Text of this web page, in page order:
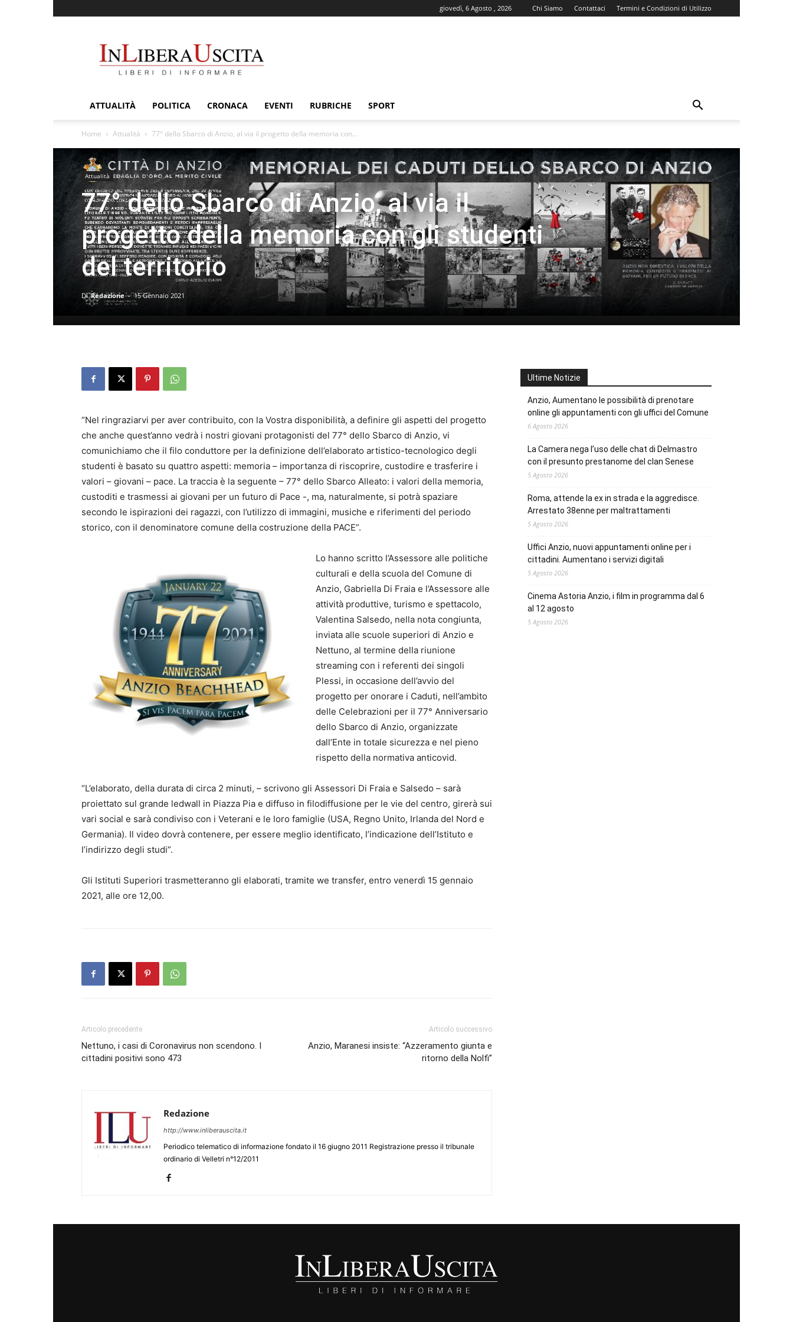
giovedì, 6 Agosto , 2026 Chi Siamo Contattaci Termini e Condizioni di Utilizzo
ATTUALITÀ POLITICA CRONACA EVENTI RUBRICHE SPORT
Home Attualità 77° dello Sbarco di Anzio, al via il progetto della memoria con...
Attualità
77° dello Sbarco di Anzio, al via il
progetto della memoria con gli studenti
del territorio
Di Redazione - 15 Gennaio 2021
“Nel ringraziarvi per aver contribuito, con la Vostra disponibilità, a definire gli aspetti del progetto
che anche quest’anno vedrà i nostri giovani protagonisti del 77° dello Sbarco di Anzio, vi
comunichiamo che il filo conduttore per la definizione dell’elaborato artistico-tecnologico degli
studenti è basato su quattro aspetti: memoria – importanza di riscoprire, custodire e trasferire i
valori – giovani – pace. La traccia è la seguente – 77° dello Sbarco Alleato: i valori della memoria,
custoditi e trasmessi ai giovani per un futuro di Pace -, ma, naturalmente, si potrà spaziare
secondo le ispirazioni dei ragazzi, con l’utilizzo di immagini, musiche e riferimenti del periodo
storico, con il denominatore comune della costruzione della PACE”.
Lo hanno scritto l’Assessore alle politiche
culturali e della scuola del Comune di
Anzio, Gabriella Di Fraia e l’Assessore alle
attività produttive, turismo e spettacolo,
Valentina Salsedo, nella nota congiunta,
inviata alle scuole superiori di Anzio e
Nettuno, al termine della riunione
streaming con i referenti dei singoli
Plessi, in occasione dell’avvio del
progetto per onorare i Caduti, nell’ambito
delle Celebrazioni per il 77° Anniversario
dello Sbarco di Anzio, organizzate
dall’Ente in totale sicurezza e nel pieno
rispetto della normativa anticovid.
“L’elaborato, della durata di circa 2 minuti, – scrivono gli Assessori Di Fraia e Salsedo – sarà
proiettato sul grande ledwall in Piazza Pia e diffuso in filodiffusione per le vie del centro, girerà sui
vari social e sarà condiviso con i Veterani e le loro famiglie (USA, Regno Unito, Irlanda del Nord e
Germania). Il video dovrà contenere, per essere meglio identificato, l’indicazione dell’Istituto e
l’indirizzo degli studi”.
Gli Istituti Superiori trasmetteranno gli elaborati, tramite we transfer, entro venerdì 15 gennaio
2021, alle ore 12,00.
Articolo precedente
Nettuno, i casi di Coronavirus non scendono. I
cittadini positivi sono 473
Articolo successivo
Anzio, Maranesi insiste: “Azzeramento giunta e
ritorno della Nolfi”
Redazione
http://www.inliberauscita.it
Periodico telematico di informazione fondato il 16 giugno 2011 Registrazione presso il tribunale
ordinario di Velletri n°12/2011
Ultime Notizie
Anzio, Aumentano le possibilità di prenotare
online gli appuntamenti con gli uffici del Comune
6 Agosto 2026
La Camera nega l’uso delle chat di Delmastro
con il presunto prestanome del clan Senese
5 Agosto 2026
Roma, attende la ex in strada e la aggredisce.
Arrestato 38enne per maltrattamenti
5 Agosto 2026
Uffici Anzio, nuovi appuntamenti online per i
cittadini. Aumentano i servizi digitali
5 Agosto 2026
Cinema Astoria Anzio, i film in programma dal 6
al 12 agosto
5 Agosto 2026